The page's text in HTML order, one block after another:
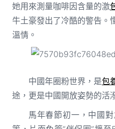
她用來測量咖啡因含量的激
牛土豪發出了冷酷的警告。
溫情。
中國年圈粉世界，是包
途，更是中國開放姿勢的活
馬年春節初一，中國